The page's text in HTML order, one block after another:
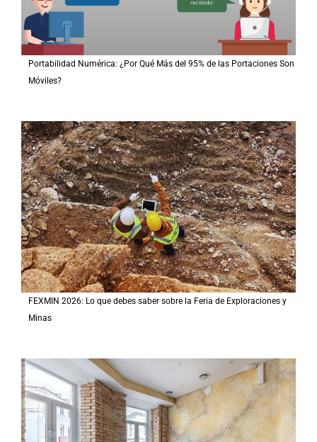
Portabilidad Numérica: ¿Por Qué Más del 95% de las Portaciones Son
Móviles?
FEXMIN 2026: Lo que debes saber sobre la Feria de Exploraciones y
Minas